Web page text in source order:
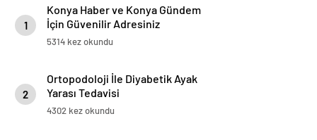
1
Konya Haber ve Konya Gündem
İçin Güvenilir Adresiniz
5314 kez okundu
2
Ortopodoloji İle Diyabetik Ayak
Yarası Tedavisi
4302 kez okundu